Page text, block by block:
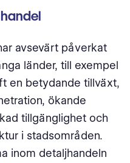
avsevärt påverkat
länder, till exempel
en betydande tillväxt,
ökande
tillgänglighet och
i stadsområden.
inom detaljhandeln